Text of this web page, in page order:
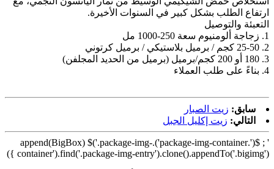
ارتفاع الطلب بشكل كبير في السنوات الأخيرة.
التعبئة والتوصيل
1. زجاجة ألومنيوم سعة 250-1000 مل
2. 25-50 كجم / برميل بلاستيكي / برميل كرتوني
3. 180 أو 200 كجم/برميل (برميل من الحديد المجلفن)
4. بناءً على طلب العملاء
سابق: زيت الصبار
التالي: زيت إكليل الجبل
' ; $('.package-img-container').append(BigBox) $('.package-img-
container').find('.package-img-entry').clone().appendTo('.bigimg') })